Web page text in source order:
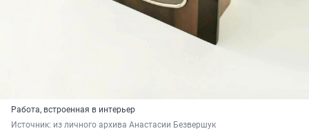
Работа, встроенная в интерьер
Источник: из личного архива Анастасии Безвершук